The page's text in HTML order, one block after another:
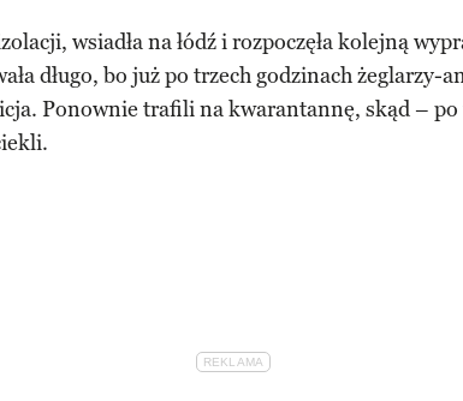
wsiadła na łódź i rozpoczęła kolejną
długo, bo już po trzech godzinach żeglarzy-
Ponownie trafili na kwarantannę, skąd –